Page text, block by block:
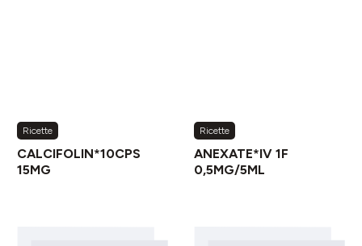
Ricette
CALCIFOLIN*10CPS
15MG
Ricette
ANEXATE*IV 1F
0,5MG/5ML